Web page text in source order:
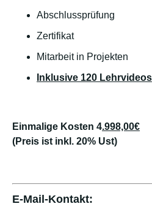
Abschlussprüfung
Zertifikat
Mitarbeit in Projekten
Inklusive 120 Lehrvideos
Einmalige Kosten 4.998,00€
(Preis ist inkl. 20% Ust)
E-Mail-Kontakt: